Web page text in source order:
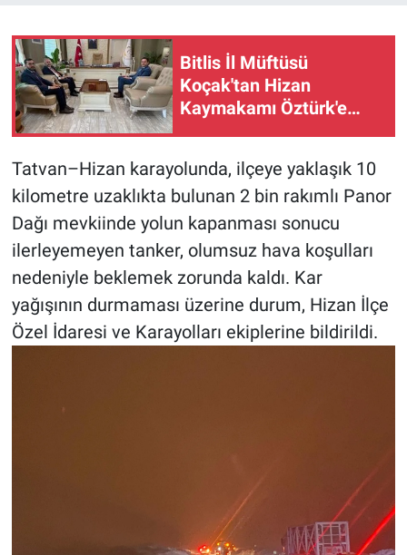
Bitlis İl Müftüsü
Koçak'tan Hizan
Kaymakamı Öztürk'e
Tatvan–Hizan karayolunda, ilçeye yaklaşık 10
kilometre uzaklıkta bulunan 2 bin rakımlı Panor
Dağı mevkiinde yolun kapanması sonucu
ilerleyemeyen tanker, olumsuz hava koşulları
nedeniyle beklemek zorunda kaldı. Kar
yağışının durmaması üzerine durum, Hizan İlçe
Özel İdaresi ve Karayolları ekiplerine bildirildi.